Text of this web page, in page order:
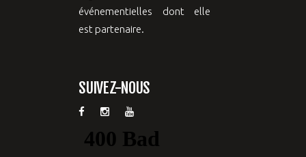
événementielles dont elle
est partenaire.
SUIVEZ-NOUS